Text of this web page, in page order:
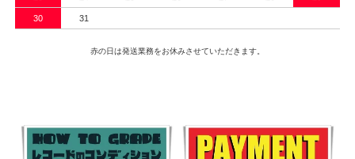
30 31
赤の日は発送業務をお休みさせていただきます。